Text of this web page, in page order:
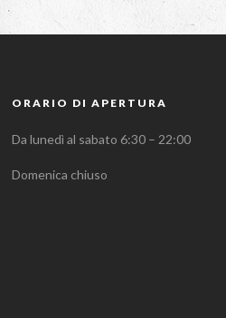
ORARIO DI APERTURA
Da lunedì al sabato 6:30 – 22:00
Domenica chiuso